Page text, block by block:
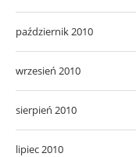
październik 2010
wrzesień 2010
sierpień 2010
lipiec 2010